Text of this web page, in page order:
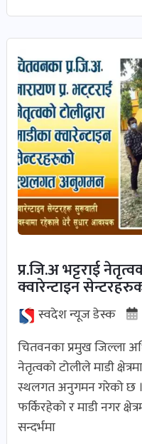
प्र.जि.अ भट्टराई
क्वारेन्टाइन
स्वदेश न्यूज डेस्क
चितवनका प्रमुख जिल्ला
नेतृत्वको टोलीले माडी
स्थलगत अनुगमन गरेको छ ।
फर्किरहेको र माडी नगर
सन्दर्भमा